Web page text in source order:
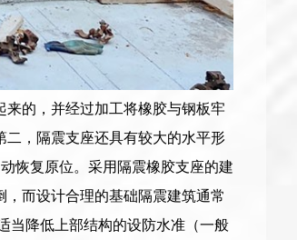
的，并经过加工将橡胶与钢板牢
二，隔震支座还具有较大的水平形
恢复原位。采用隔震橡胶支座的建
而设计合理的基础隔震建筑通常
当降低上部结构的设防水准（一般